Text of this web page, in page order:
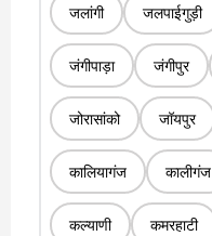
जलांगी जलपाईगुड़ी
जंगीपाड़ा जंगीपुर
जोरासांको जॉयपुर
कालियागंज कालीगंज
कल्याणी कमरहाटी